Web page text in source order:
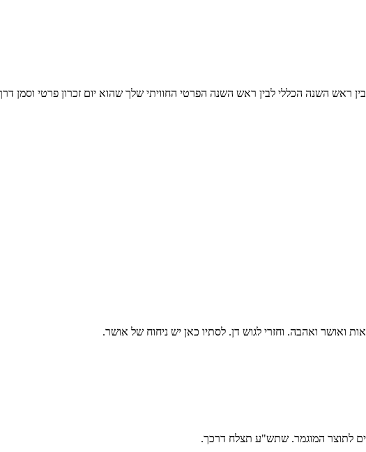
ראש השנה הכללי לבין ראש השנה הפרטי החוויתי שלך שהוא יום זכרון פרטי וסמן
ואושר ואהבה. וחזרי לגוש דן. לסתיו כאן יש ניחוח של אושר.
לתוצר המוגמר. שתש"ע תצלח דרכך.